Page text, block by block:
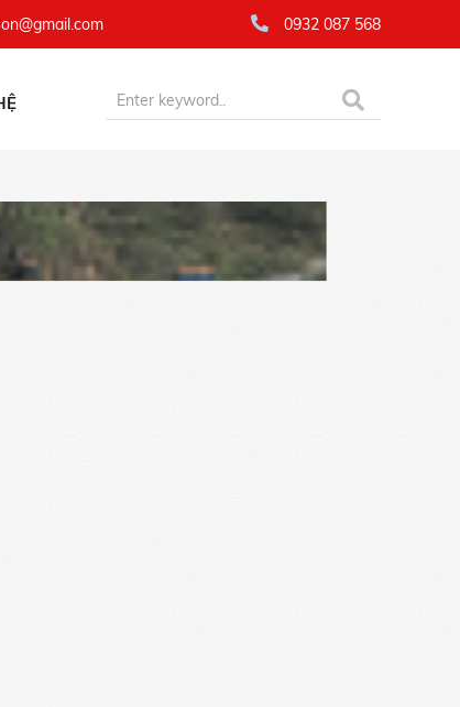
0932 087 568